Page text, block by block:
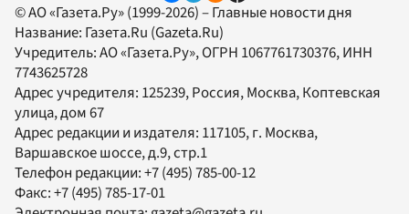
© АО «Газета.Ру» (1999-2026) – Главные новости дня
Название: Газета.Ru (Gazeta.Ru)
Учредитель:АО «Газета.Ру», ОГРН 1067761730376, ИНН
7743625728
Адрес учредителя: 125239, Россия, Москва, Коптевская
улица, дом 67
Адрес редакции и издателя: 117105, г. Москва,
Варшавское шоссе, д.9, стр.1
Телефон редакции:+7 (495) 785-00-12
Факс:+7 (495) 785-17-01